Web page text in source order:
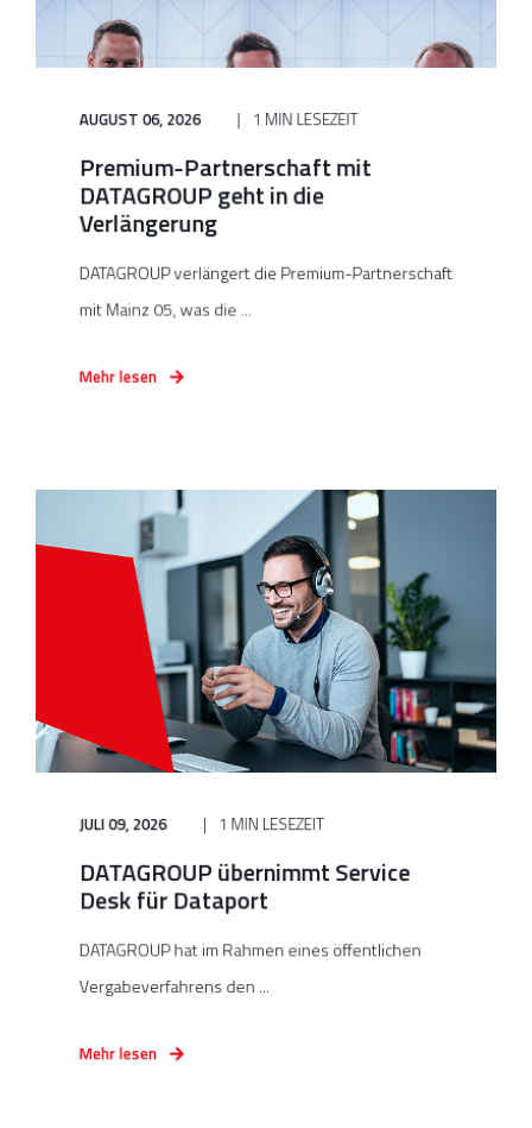
AUGUST 06, 2026 1 MIN LESEZEIT
Premium-Partnerschaft mit
DATAGROUP geht in die
Verlängerung
DATAGROUP verlängert die Premium-Partnerschaft
mit Mainz 05, was die ...
Mehr lesen
JULI 09, 2026 1 MIN LESEZEIT
DATAGROUP übernimmt Service
Desk für Dataport
DATAGROUP hat im Rahmen eines öffentlichen
Vergabeverfahrens den ...
Mehr lesen